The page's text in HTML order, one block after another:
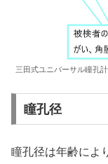
三田式ユニバーサル瞳孔
瞳孔径
瞳孔径は年齢によ